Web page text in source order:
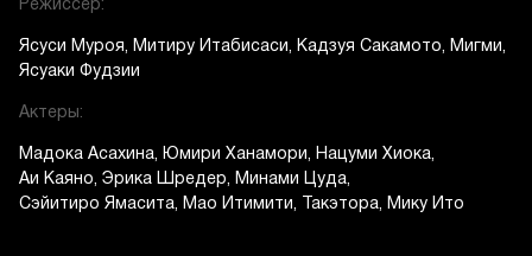
Режиссер:
Ясуси Муроя Митиру Итабисаси Кадзуя Сакамото
Мигми
Ясуаки Фудзии
Актеры:
Мадока Асахина Юмири Ханамори
Нацуми Хиока
Аи Каяно
Эрика Шредер
Минами Цуда
Сэйитиро Ямасита
Мао Итимити Такэтора Мику Ито